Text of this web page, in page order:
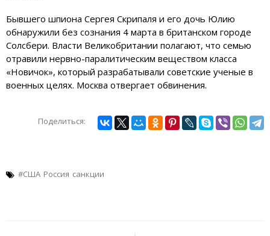
Бывшего шпиона Сергея Скрипаля и его дочь Юлию
обнаружили без сознания 4 марта в британском городе
Солсбери. Власти Великобритании полагают, что семью
отравили нервно-паралитическим веществом класса
«Новичок», который разрабатывали советские ученые в
военных целях. Москва отвергает обвинения.
Поделиться:
#США Россия санкции